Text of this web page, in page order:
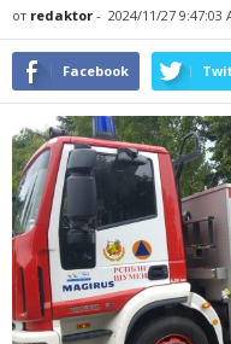
от redaktor - 2024/11/27 9:47:03
Facebook